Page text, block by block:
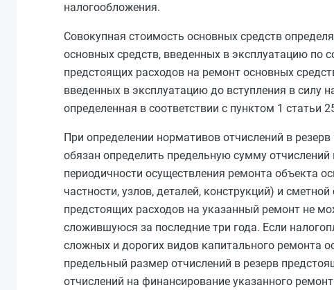
налогообложения.
Совокупная стоимость основных средств
основных средств, введенных в эксплуатацию по
предстоящих расходов на ремонт основных
введенных в эксплуатацию до вступления в силу
определенная в соответствии с пунктом 1 статьи
При определении нормативов отчислений в
обязан определить предельную сумму
периодичности осуществления ремонта объекта
частности, узлов, деталей, конструкций) и
предстоящих расходов на указанный ремонт не
сложившуюся за последние три года. Если
сложных и дорогих видов капитального ремонта
предельный размер отчислений в резерв
отчислений на финансирование указанного